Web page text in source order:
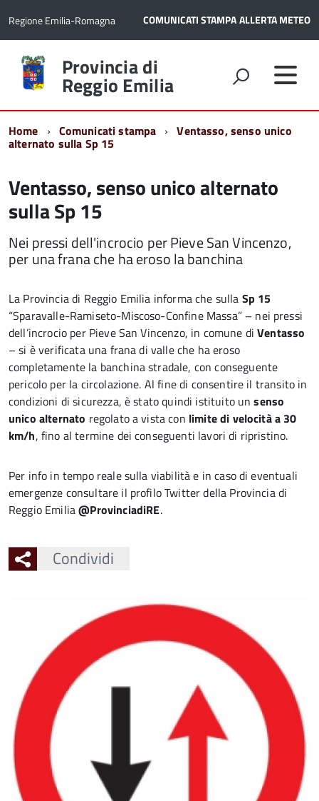
Regione Emilia-Romagna COMUNICATI STAMPAALLERTA METEO
Torna
alla
home
Provincia di
Reggio Emilia
Home Comunicati stampa Ventasso, senso unico
alternato sulla Sp 15
Ventasso, senso unico alternato
sulla Sp 15
Nei pressi dell'incrocio per Pieve San Vincenzo,
per una frana che ha eroso la banchina
La Provincia di Reggio Emilia informa che sulla Sp 15
“Sparavalle-Ramiseto-Miscoso-Confine Massa” – nei pressi
dell’incrocio per Pieve San Vincenzo, in comune diVentasso
– si è verificata una frana di valle che ha eroso
completamente la banchina stradale, con conseguente
pericolo per la circolazione. Al fine di consentire il transito in
condizioni di sicurezza, è stato quindi istituito unsenso
unico alternato regolato a vista con limite di velocità a 30
km/h, fino al termine dei conseguenti lavori di ripristino.
Per info in tempo reale sulla viabilità e in caso di eventuali
emergenze consultare il profilo Twitter della Provincia di
Reggio Emilia@ProvinciadiRE.
Condividi